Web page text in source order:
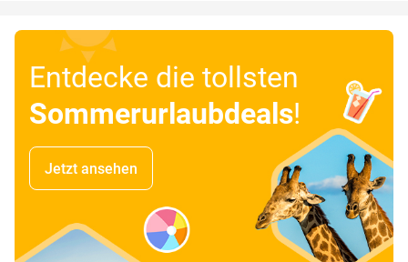
Entdecke die tollsten
Sommerurlaubdeals!
Jetzt ansehen